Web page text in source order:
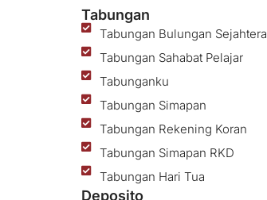
Tabungan
Tabungan Bulungan Sejahtera
Tabungan Sahabat Pelajar
Tabunganku
Tabungan Simapan
Tabungan Rekening Koran
Tabungan Simapan RKD
Tabungan Hari Tua
Deposito